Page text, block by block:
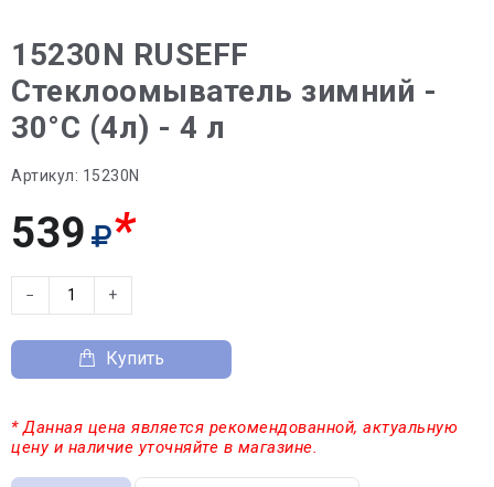
15230N RUSEFF
Стеклоомыватель зимний -
30°С (4л) - 4 л
Артикул: 15230N
539 *
− +
Купить
* Данная цена является рекомендованной, актуальную
цену и наличие уточняйте в магазине.